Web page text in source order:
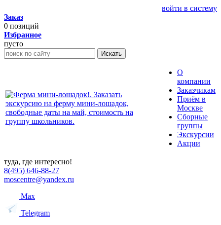
войти в систему
Заказ
0 позиций
Избранное
пусто
Искать
О
компании
Заказчикам
Приём в
Москве
Сборные
группы
Экскурсии
Акции
туда, где интересно!
8(495) 646-88-27
moscentre@yandex.ru
Max
Telegram